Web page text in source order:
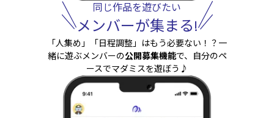
同じ作品を遊びたい
メンバーが集まる!
「人集め」「日程調整」はもう必要ない！？一
緒に遊ぶメンバーの公開募集機能で、自分のペ
ースでマダミスを遊ぼう♪